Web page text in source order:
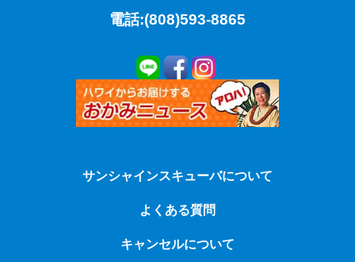
電話:(808)593-8865
サンシャインスキューバについて
よくある質問
キャンセルについて